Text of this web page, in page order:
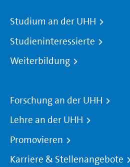
Studium an der UHH
Studieninteressierte
Weiterbildung
Forschung an der UHH
Lehre an der UHH
Promovieren
Karriere & Stellenangebote